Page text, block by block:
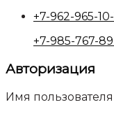
+7-962-965-
+7-985-767-
Авторизация
Имя